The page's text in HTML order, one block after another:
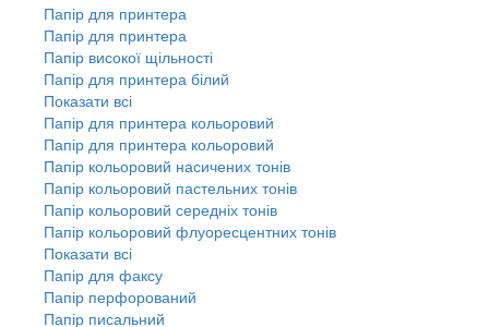
Папір для принтера
Папір для принтера
Папір високої щільності
Папір для принтера білий
Показати всі
Папір для принтера кольоровий
Папір для принтера кольоровий
Папір кольоровий насичених тонів
Папір кольоровий пастельних тонів
Папір кольоровий середніх тонів
Папір кольоровий флуоресцентних тонів
Показати всі
Папір для факсу
Папір перфорований
Папір писальний